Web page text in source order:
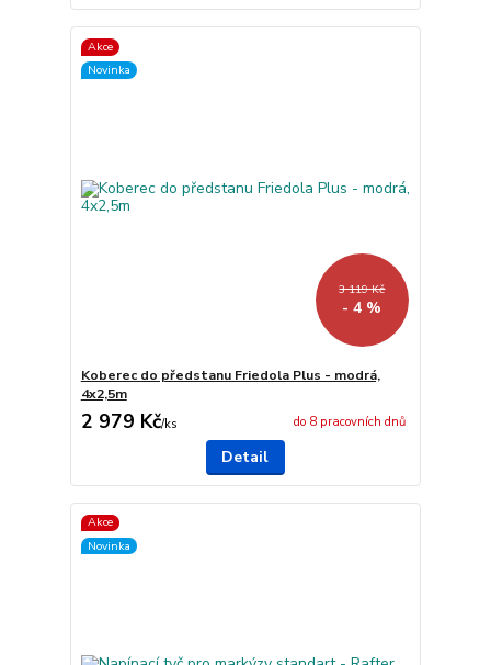
Akce
Novinka
3 119 Kč
- 4 %
Koberec do předstanu Friedola Plus - modrá,
4x2,5m
2 979 Kč/ks do 8 pracovních dnů
Detail
Akce
Novinka